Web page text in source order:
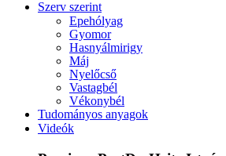
Szerv szerint
Epehólyag
Gyomor
Hasnyálmirigy
Máj
Nyelőcső
Vastagbél
Vékonybél
Tudományos anyagok
Videók